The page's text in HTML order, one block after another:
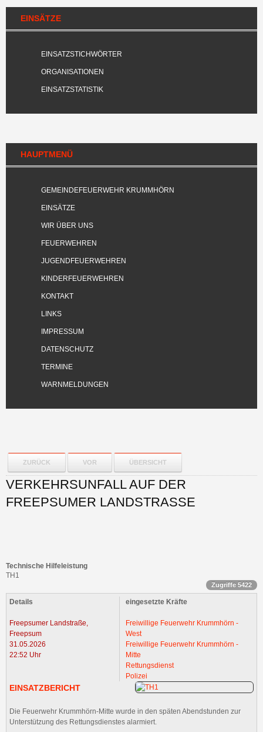
EINSÄTZE
EINSATZSTICHWÖRTER
ORGANISATIONEN
EINSATZSTATISTIK
HAUPTMENÜ
GEMEINDEFEUERWEHR KRUMMHÖRN
EINSÄTZE
WIR ÜBER UNS
FEUERWEHREN
JUGENDFEUERWEHREN
KINDERFEUERWEHREN
KONTAKT
LINKS
IMPRESSUM
DATENSCHUTZ
TERMINE
WARNMELDUNGEN
ZURÜCK VOR ÜBERSICHT
VERKEHRSUNFALL AUF DER
FREEPSUMER LANDSTRASSE
Technische Hilfeleistung
TH1
Zugriffe 5422
Details
Freepsumer Landstraße,
Freepsum
31.05.2026
22:52 Uhr
eingesetzte Kräfte
Freiwillige Feuerwehr Krummhörn -
West
Freiwillige Feuerwehr Krummhörn -
Mitte
Rettungsdienst
Polizei
EINSATZBERICHT
Die Feuerwehr Krummhörn-Mitte wurde in den späten Abendstunden zur
Unterstützung des Rettungsdienstes alarmiert.